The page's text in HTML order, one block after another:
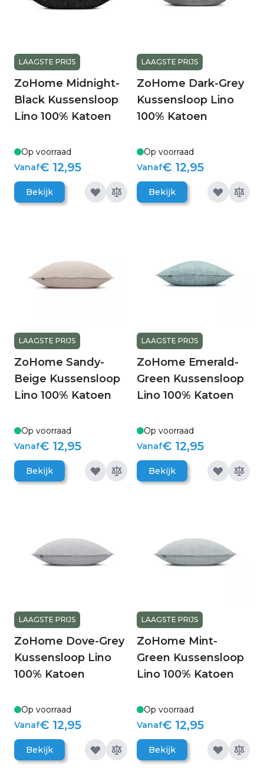
LAAGSTE PRIJS
ZoHome Midnight-
Black Kussensloop
Lino 100% Katoen
Op voorraad
Vanaf€ 12,95
Bekijk
LAAGSTE PRIJS
ZoHome Dark-Grey
Kussensloop Lino
100% Katoen
Op voorraad
Vanaf€ 12,95
Bekijk
LAAGSTE PRIJS
ZoHome Sandy-
Beige Kussensloop
Lino 100% Katoen
Op voorraad
Vanaf€ 12,95
Bekijk
LAAGSTE PRIJS
ZoHome Emerald-
Green Kussensloop
Lino 100% Katoen
Op voorraad
Vanaf€ 12,95
Bekijk
LAAGSTE PRIJS
ZoHome Dove-Grey
Kussensloop Lino
100% Katoen
Op voorraad
Vanaf€ 12,95
Bekijk
LAAGSTE PRIJS
ZoHome Mint-
Green Kussensloop
Lino 100% Katoen
Op voorraad
Vanaf€ 12,95
Bekijk